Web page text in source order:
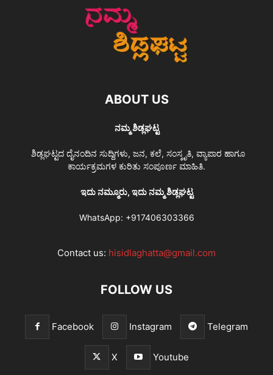
ABOUT US
ನಮ್ಮ ಶಿಡ್ಲಘಟ್ಟ
ಶಿಡ್ಲಘಟ್ಟದ ದೈನಂದಿನ ಸುದ್ದಿಗಳು, ಜನ, ಕಲೆ, ಸಂಸ್ಕೃತಿ, ವ್ಯಾಪಾರ ಹಾಗೂ
ಕಾರ್ಯಕ್ರಮಗಳ ಕುರಿತು ಸಂಪೂರ್ಣ ಮಾಹಿತಿ.
ಇದು ನಮ್ಮೂರು, ಇದು ನಮ್ಮ ಶಿಡ್ಲಘಟ್ಟ
WhatsApp: +917406303366
Contact us: hisidlaghatta@gmail.com
FOLLOW US
Facebook Instagram Telegram
X Youtube